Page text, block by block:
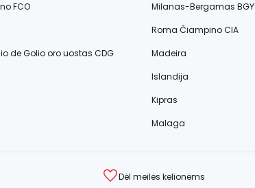
FCO
Milanas-Bergamas BGY
Roma Čiampino CIA
de Golio oro uostas CDG
Madeira
Islandija
Kipras
Malaga
Dėl meilės kelionėms